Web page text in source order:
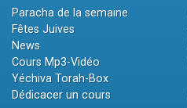
Paracha de la semaine
Fêtes Juives
News
Cours Mp3-Vidéo
Yéchiva Torah-Box
Dédicacer un cours